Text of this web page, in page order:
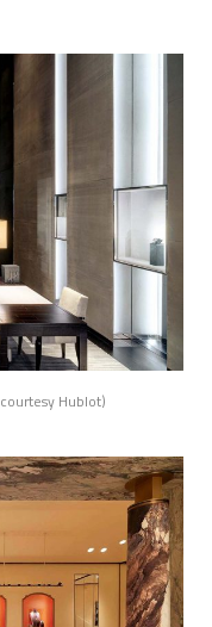
Hublot)